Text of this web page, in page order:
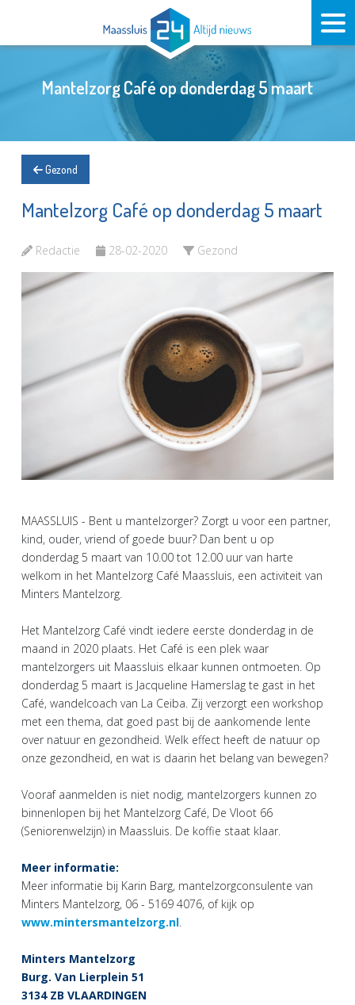
Mantelzorg Café op donderdag 5 maart
Gezond
Mantelzorg Café op donderdag 5 maart
Redactie 28-02-2020 Gezond
MAASSLUIS - Bent u mantelzorger? Zorgt u voor een partner,
kind, ouder, vriend of goede buur? Dan bent u op
donderdag 5 maart van 10.00 tot 12.00 uur van harte
welkom in het Mantelzorg Café Maassluis, een activiteit van
Minters Mantelzorg.
Het Mantelzorg Café vindt iedere eerste donderdag in de
maand in 2020 plaats. Het Café is een plek waar
mantelzorgers uit Maassluis elkaar kunnen ontmoeten. Op
donderdag 5 maart is Jacqueline Hamerslag te gast in het
Café, wandelcoach van La Ceiba. Zij verzorgt een workshop
met een thema, dat goed past bij de aankomende lente
over natuur en gezondheid. Welk effect heeft de natuur op
onze gezondheid, en wat is daarin het belang van bewegen?
Vooraf aanmelden is niet nodig, mantelzorgers kunnen zo
binnenlopen bij het Mantelzorg Café, De Vloot 66
(Seniorenwelzijn) in Maassluis. De koffie staat klaar.
Meer informatie:
Meer informatie bij Karin Barg, mantelzorgconsulente van
Minters Mantelzorg, 06 - 5169 4076, of kijk op
www.mintersmantelzorg.nl.
Minters Mantelzorg
Burg. Van Lierplein 51
3134 ZB VLAARDINGEN